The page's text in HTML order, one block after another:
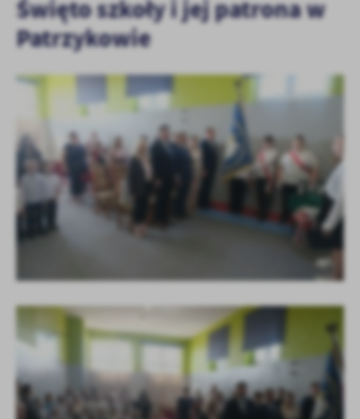
Święto szkoły i jej patrona w
Patrzykowie